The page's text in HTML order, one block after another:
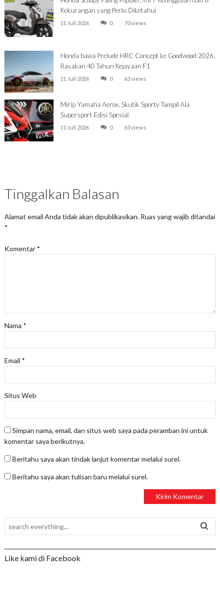
Kekurangan yang Perlu Diketahui
11 Juli 2026 0 70 views
Honda bawa Prelude HRC Concept ke Goodwood 2026,
Rayakan 40 Tahun Kejayaan F1
11 Juli 2026 0 63 views
Mirip Yamaha Aerox, Skutik Sporty Tampil Ala
Supersport Edisi Spesial
11 Juli 2026 0 63 views
Tinggalkan Balasan
Alamat email Anda tidak akan dipublikasikan. Ruas yang wajib ditandai
*
Komentar *
Nama *
Email *
Situs Web
Simpan nama, email, dan situs web saya pada peramban ini untuk
komentar saya berikutnya.
Beritahu saya akan tindak lanjut komentar melalui surel.
Beritahu saya akan tulisan baru melalui surel.
Like kami di Facebook